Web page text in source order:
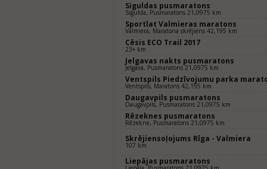
Siguldas pusmaratons
Sigulda, Pusmaratons 21,0975 km
Sportlat Valmieras maratons
Valmiera, Maratona skrējiens 42,195 km
Cēsis ECO Trail 2017
23+ km
Jelgavas nakts pusmaratons
Jelgava, Pusmaratons 21,0975 km
Ventspils Piedzīvojumu parka
Ventspils, Maratons 42,195 km
Daugavpils pusmaratons
Daugavpils, Pusmaratons 21,0975 km
Rēzeknes pusmaratons
Rēzekne, Pusmaratons 21,0975 km
Skrējiensoļojums Rīga - Valmiera
107 km
Liepājas pusmaratons